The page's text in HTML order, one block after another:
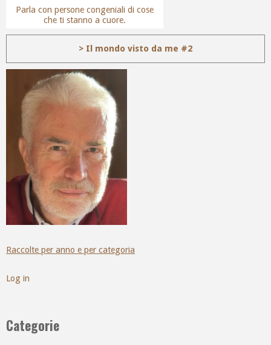
Parla con persone congeniali di cose
che ti stanno a cuore.
> Il mondo visto da me #2
Raccolte per anno e per categoria
Log in
Categorie